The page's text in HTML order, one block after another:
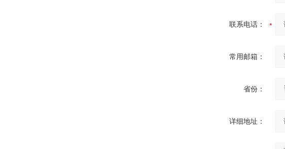
联系电话：
常用邮箱：
省份：
详细地址：